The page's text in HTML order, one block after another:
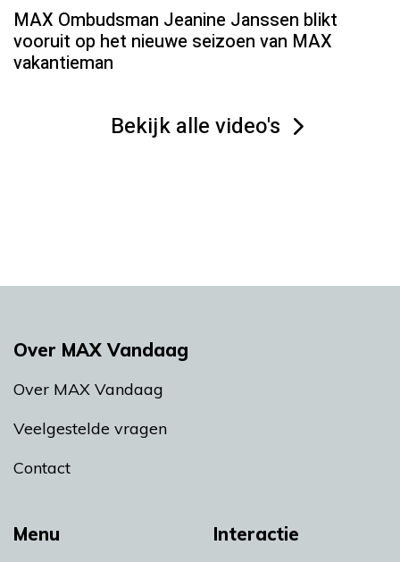
MAX Ombudsman Jeanine Janssen blikt
vooruit op het nieuwe seizoen van MAX
vakantieman
Bekijk alle video's
Menu Interactie
Over MAX Vandaag
Over MAX Vandaag
Veelgestelde vragen
Contact